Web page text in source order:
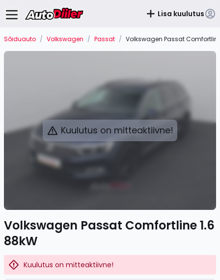
Lisa kuulutus
Sõiduauto / Volkswagen / Passat / Volkswagen Passat
Kuulutus on mitteaktiivne!
Volkswagen Passat Comfortline 1.6
88kW
Kuulutus on mitteaktiivne!